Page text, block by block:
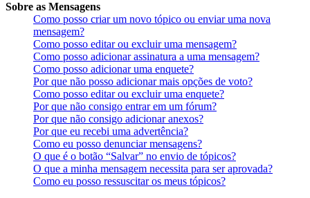
Sobre as Mensagens
Como posso criar um novo tópico ou enviar uma nova
mensagem?
Como posso editar ou excluir uma mensagem?
Como posso adicionar assinatura a uma mensagem?
Como posso adicionar uma enquete?
Por que não posso adicionar mais opções de voto?
Como posso editar ou excluir uma enquete?
Por que não consigo entrar em um fórum?
Por que não consigo adicionar anexos?
Por que eu recebi uma advertência?
Como eu posso denunciar mensagens?
O que é o botão “Salvar” no envio de tópicos?
O que a minha mensagem necessita para ser aprovada?
Como eu posso ressuscitar os meus tópicos?